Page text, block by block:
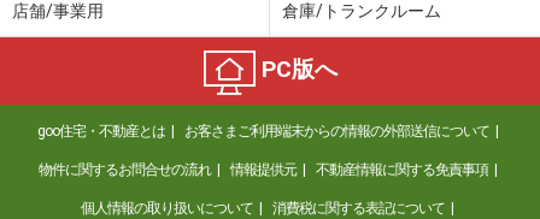
福島県郡山市富久山町八山田字東平作
6万円
住 所
福島県郡山市富久山町八山田字東平作
専有面積 40.09m²
間取り
1LDK
福島県郡山市久留米５
店舗/事業用 倉庫/トランクルーム
PC版へ
goo住宅・不動産とは お客さまご利用端末からの情報の外部送信について
物件に関するお問合せの流れ 情報提供元 不動産情報に関する免責事項
個人情報の取り扱いについて 消費税に関する表記について